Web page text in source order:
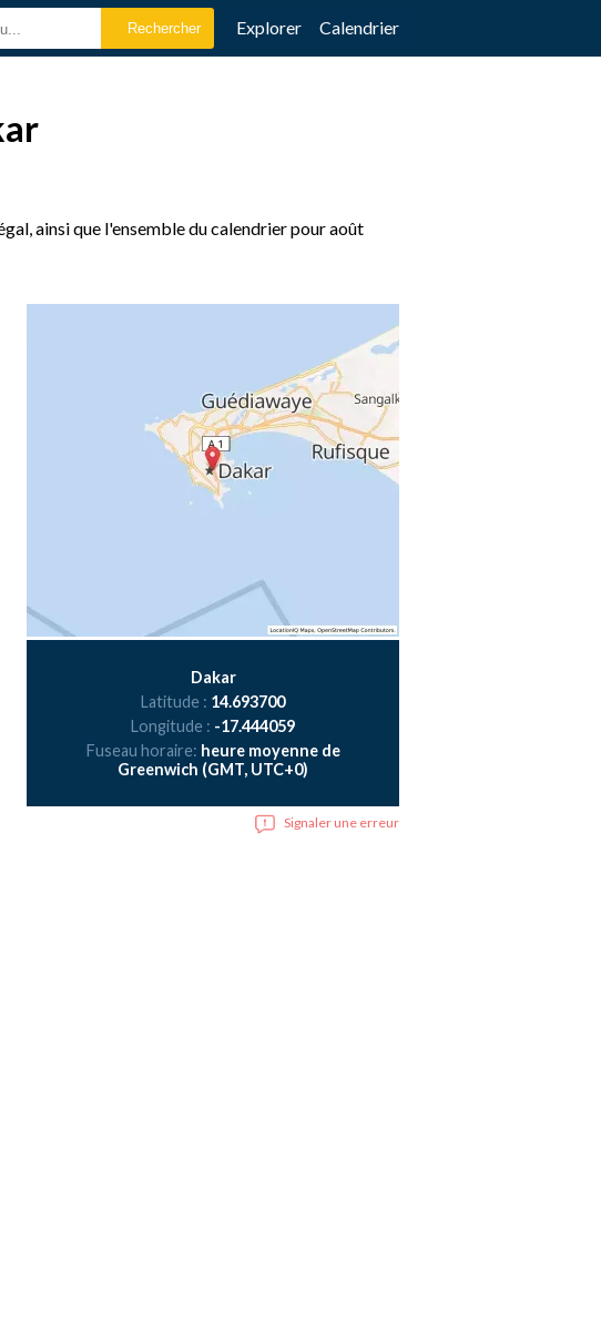
Explorer Calendrier
ainsi que l'ensemble du calendrier pour août
Dakar
Latitude : 14.693700
Longitude : -17.444059
Fuseau horaire: heure moyenne de
Greenwich (GMT, UTC+0)
Signaler une erreur